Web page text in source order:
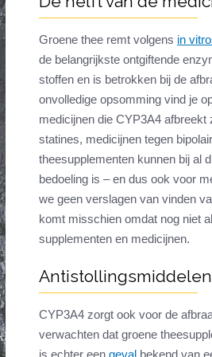
Groene thee remt volgens in
de belangrijkste ontgiftende
stoffen en is betrokken bij de
onvolledige opsomming vind je
medicijnen die CYP3A4
statines, medicijnen tegen
theesupplementen kunnen bij al
bedoeling is – en dus ook voor
we geen verslagen van vinden
komt misschien omdat nog niet
supplementen en medicijnen.
Antistollingsmiddelen
CYP3A4 zorgt ook voor de
verwachten dat groene